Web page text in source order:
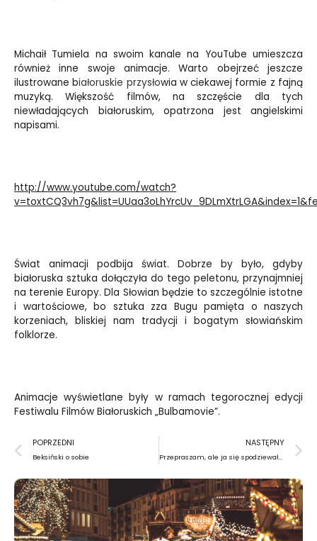
Michaił Tumiela na swoim kanale na YouTube umieszcza
również inne swoje animacje. Warto obejrzeć jeszcze
ilustrowane białoruskie przysłowia w ciekawej formie z fajną
muzyką. Większość filmów, na szczęście dla tych
niewładających białoruskim, opatrzona jest angielskimi
napisami.
http://www.youtube.com/watch?
Świat animacji podbija świat. Dobrze by było, gdyby
białoruska sztuka dołączyła do tego peletonu, przynajmniej
na terenie Europy. Dla Słowian będzie to szczególnie istotne
i wartościowe, bo sztuka zza Bugu pamięta o naszych
korzeniach, bliskiej nam tradycji i bogatym słowiańskim
folklorze.
Animacje wyświetlane były w ramach tegorocznej edycji
Festiwalu Filmów Białoruskich „Bulbamovie”.
Prev
POPRZEDNI
Beksiński o sobie
NASTĘPNY
Przepraszam, ale ja się spodziewałem fotografa – mówi Anna Bedyńska